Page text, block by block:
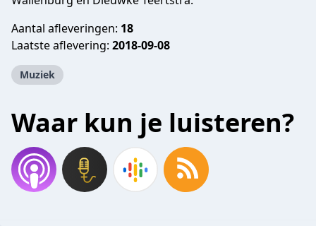
Aantal afleveringen: 18
Laatste aflevering: 2018-09-08
Muziek
Waar kun je luisteren?